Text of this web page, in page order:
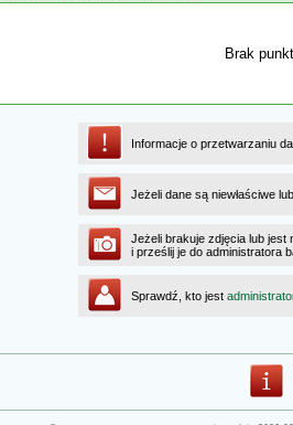
Brak
Informacje o przetwarzaniu
Jeżeli dane są niewłaściwe lub
Jeżeli brakuje zdjęcia lub jest
i prześlij je do administratora
Sprawdź, kto jest